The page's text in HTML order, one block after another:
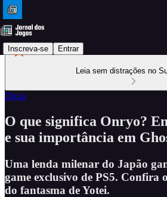
Inscreva-se Entrar
Leia sem distrações no
Dicas
O que significa Onryo?
e sua importância em
Uma lenda milenar do Japão
game exclusivo de PS5. Confira
do fantasma de Yotei.